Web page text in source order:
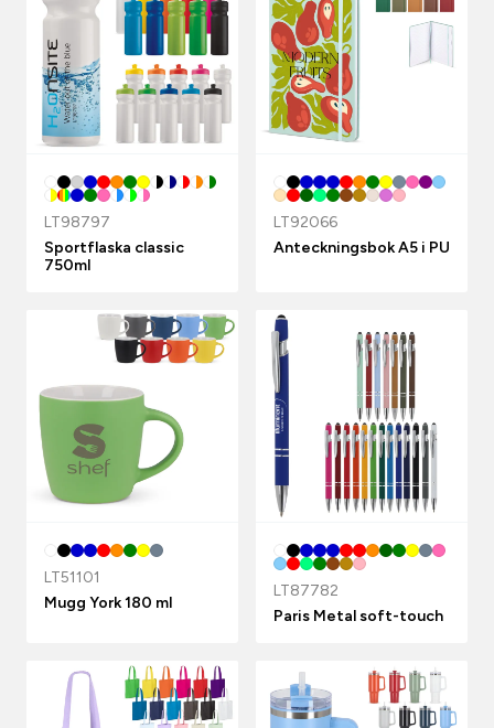
LT98797
Sportflaska classic
750ml
LT92066
Anteckningsbok A5 i PU
LT51101
Mugg York 180 ml
LT87782
Paris Metal soft-touch